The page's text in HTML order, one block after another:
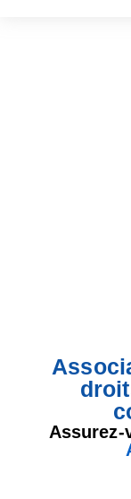
Assurez-